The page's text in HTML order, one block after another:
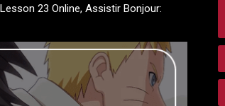
23 Online, Assistir Bonjour: